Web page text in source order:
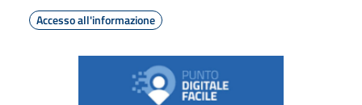
Accesso all'informazione